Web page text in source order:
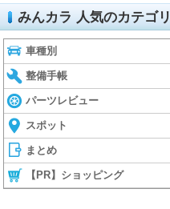
みんカラ 人気のカテゴリ
車種別
整備手帳
パーツレビュー
スポット
まとめ
【PR】ショッピング